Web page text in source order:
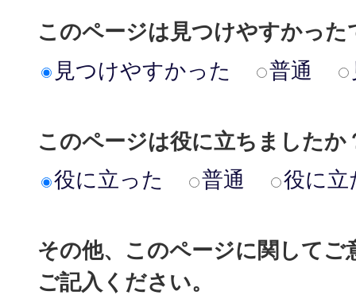
このページは見つけやすかった
見つけやすかった
普通
このページは役に立ちましたか
役に立った
普通 役に立
その他、このページに関してご
ご記入ください。